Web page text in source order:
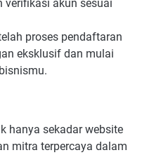
verifikasi akun sesuai
proses pendaftaran
eksklusif dan mulai
hanya sekadar website
mitra terpercaya dalam